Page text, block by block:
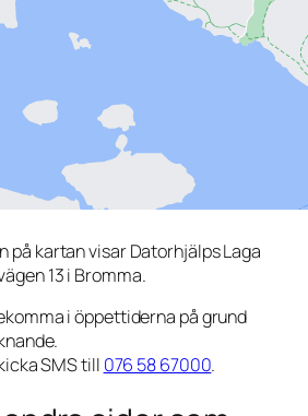
på kartan visar Datorhjälps Laga
13 i Bromma.
i öppettiderna på grund
SMS till 076 58 67000.